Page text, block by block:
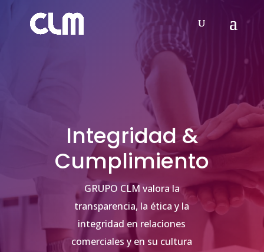
Integridad &
Cumplimiento
GRUPO CLM valora la
transparencia, la ética y la
integridad en relaciones
comerciales y en su cultura